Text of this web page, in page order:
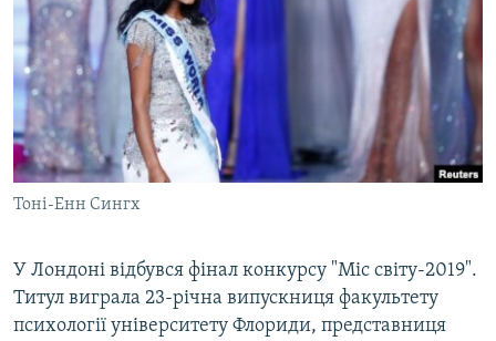
ВСЕ ЗА ДЕНЬ
СПЕЦПРОЕКТИ
ДЕПОРТАЦІЯ
ВІДЕОУРОКИ «ELIFBE»
СВІДЧЕННЯ ОКУПАЦІЇ
УКРАЇНСЬКА ПРОБЛЕМА КРИМУ
ЯК ОБІЙТИ БЛОКУВАННЯ
Русский
Qırımtatar
Тоні-Енн Сингх
У Лондоні відбувся фінал конкурсу "Міс світу-2019".
Титул виграла 23-річна випускниця факультету
психології університету Флориди, представниця